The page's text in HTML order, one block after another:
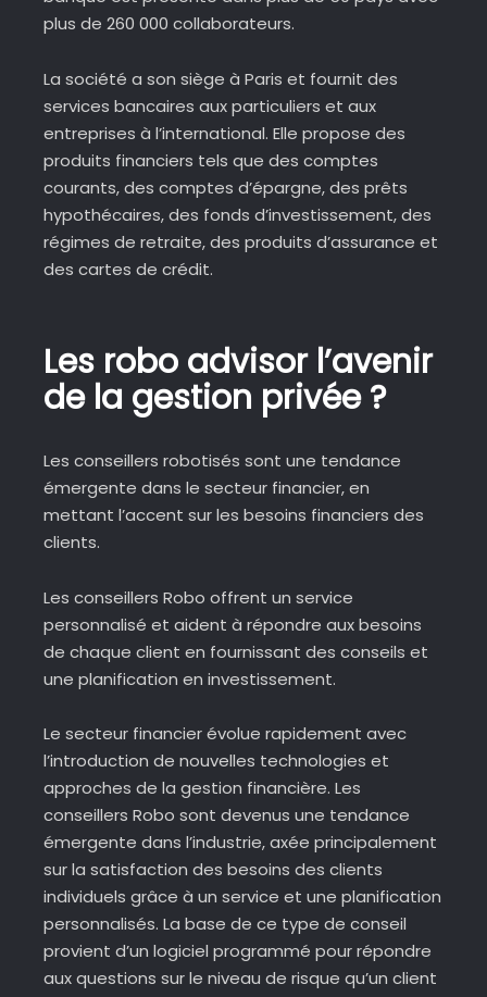
plus de 260 000 collaborateurs.
La société a son siège à Paris et fournit des
services bancaires aux particuliers et aux
entreprises à l’international. Elle propose des
produits financiers tels que des comptes
courants, des comptes d’épargne, des prêts
hypothécaires, des fonds d’investissement, des
régimes de retraite, des produits d’assurance et
des cartes de crédit.
Les robo advisor l’avenir
de la gestion privée ?
Les conseillers robotisés sont une tendance
émergente dans le secteur financier, en
mettant l’accent sur les besoins financiers des
clients.
Les conseillers Robo offrent un service
personnalisé et aident à répondre aux besoins
de chaque client en fournissant des conseils et
une planification en investissement.
Le secteur financier évolue rapidement avec
l’introduction de nouvelles technologies et
approches de la gestion financière. Les
conseillers Robo sont devenus une tendance
émergente dans l’industrie, axée principalement
sur la satisfaction des besoins des clients
individuels grâce à un service et une planification
personnalisés. La base de ce type de conseil
provient d’un logiciel programmé pour répondre
aux questions sur le niveau de risque qu’un client